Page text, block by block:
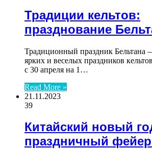
Традиции кельтов:
празднование
Традиционный праздник Бельтана
ярких и веселых праздников
с 30 апреля на 1…
Read More »
21.11.2023
39
Китайский новый
праздничный